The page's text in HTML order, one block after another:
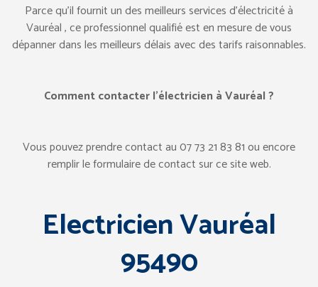
Parce qu’il fournit un des meilleurs services d’électricité à
Vauréal , ce professionnel qualifié est en mesure de vous
dépanner dans les meilleurs délais avec des tarifs raisonnables.
Comment contacter l’électricien à Vauréal ?
Vous pouvez prendre contact au ‎07 73 21 83 81 ou encore
remplir le formulaire de contact sur ce site web.
Electricien Vauréal
95490